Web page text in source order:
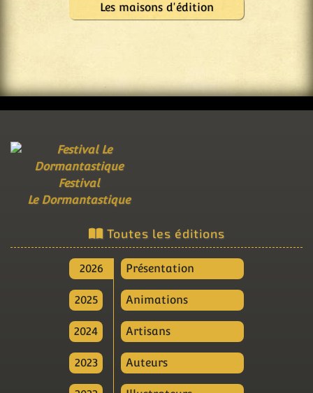
Les maisons d'édition
Festival
Le Dormantastique
Toutes les éditions
2026
2025
2024
2023
Présentation
Animations
Artisans
Auteurs